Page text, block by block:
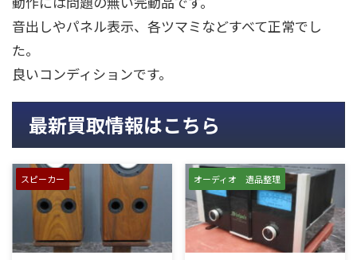
音出しやパネル表示、各ツマミなどすべて正常でし
た。
良いコンディションです。
最新買取情報はこちら
スピーカー オーディオ 遺品整理